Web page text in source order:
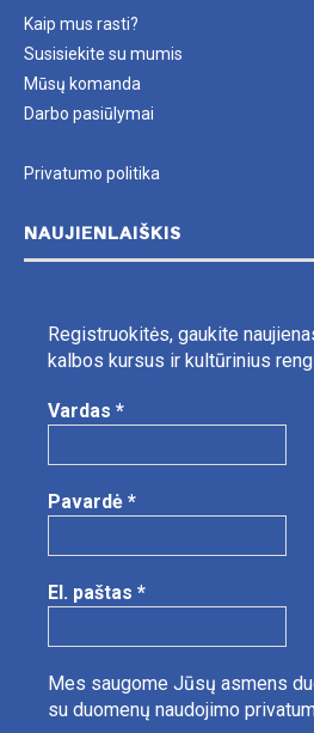
Kaip mus rasti?
Susisiekite su mumis
Mūsų komanda
Darbo pasiūlymai
Privatumo politika
NAUJIENLAIŠKIS
Registruokitės, gaukite
kalbos kursus ir kultūrinius
Vardas *
Pavardė *
El. paštas *
Mes saugome Jūsų asmens
su duomenų naudojimo